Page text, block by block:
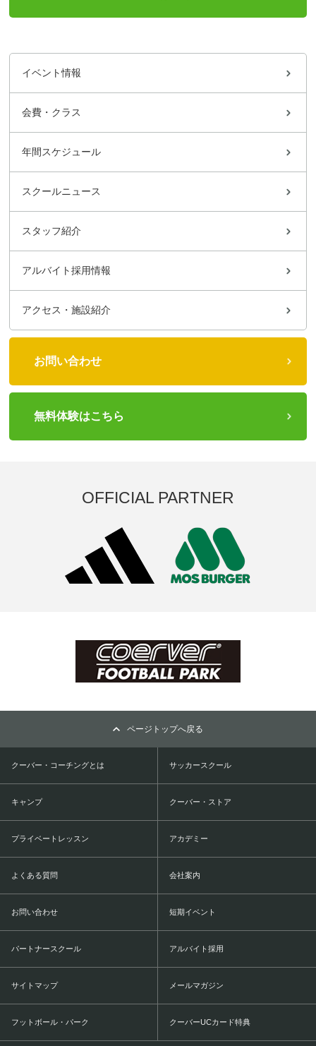
イベント情報
会費・クラス
年間スケジュール
スクールニュース
スタッフ紹介
アルバイト採用情報
アクセス・施設紹介
お問い合わせ
無料体験はこちら
OFFICIAL PARTNER
ページトップへ戻る
クーバー・コーチングとは サッカースクール
キャンプ クーバー・ストア
プライベートレッスン アカデミー
よくある質問 会社案内
お問い合わせ 短期イベント
パートナースクール アルバイト採用
サイトマップ メールマガジン
フットボール・パーク クーバーUCカード特典